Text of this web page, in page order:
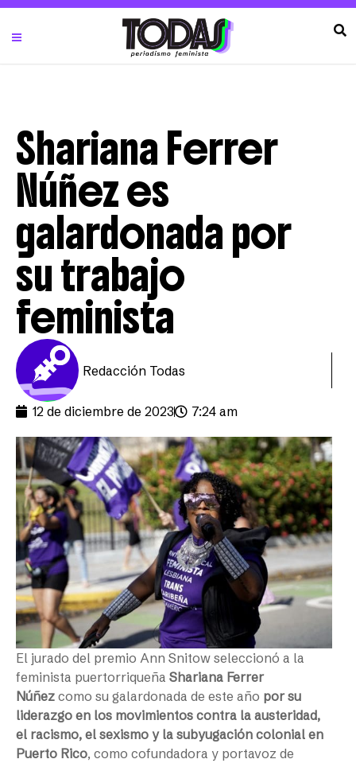
Shariana Ferrer
Núñez es
galardonada por
su trabajo
feminista
Redacción Todas
12 de diciembre de 2023 7:24 am
El jurado del premio Ann Snitow seleccionó a la
feminista puertorriqueña Shariana Ferrer
Núñez como su galardonada de este año por su
liderazgo en los movimientos contra la austeridad,
el racismo, el sexismo y la subyugación colonial en
Puerto Rico, como cofundadora y portavoz de